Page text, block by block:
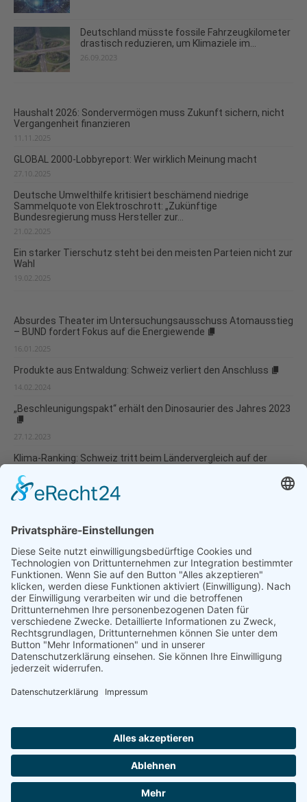
Deutschland müsste fossile Fahrzeugkilometer
drastisch reduzieren, um Klimaziele im...
26.09.2023
Haushalt 2026: Sondervermögen muss Zukunft sichern, nicht
Vergangenheit finanzieren
11.11.2025
GLOBAL 2000-Lobbyreport: Wer wirklich Meinung macht
27.10.2025
Deutsche Umwelthilfe kritisiert beschämend niedrige
Sammelquote von Elektroschrott: „Zukünftige
Bundesregierung muss Hersteller zur...
21.02.2025
Ein starker Tierschutz steht bei den meisten Parteien nicht zur
Wahl
19.02.2025
Absurdes Theater im Untersuchungsausschuss Atomausstieg
– BUND fordert Fokus auf die Energiewende
16.01.2025
Produkte aus Entwaldung: Schweiz verliert den Anschluss
14.02.2024
„Beschleunigungspakt“ erhält den Dinosaurier des Jahres 2023
27.12.2023
Klima-Ranking: Schweiz tritt beim Ländervergleich auf der
08.12.2023
Datenschutzerklärung
Impressum
© GreenConnect®2000 - 2026